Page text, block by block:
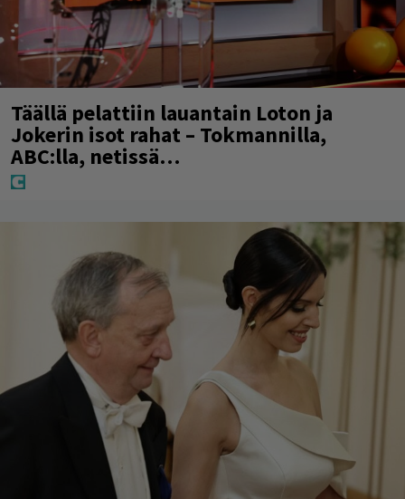
Täällä pelattiin lauantain Loton ja
Jokerin isot rahat – Tokmannilla,
ABC:lla, netissä…